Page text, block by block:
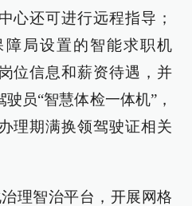
心还可进行远程指导；
局设置的智能求职机
位信息和薪资待遇，并
员“智慧体检一体机”，
理期满换领驾驶证相关
理智治平台，开展网格